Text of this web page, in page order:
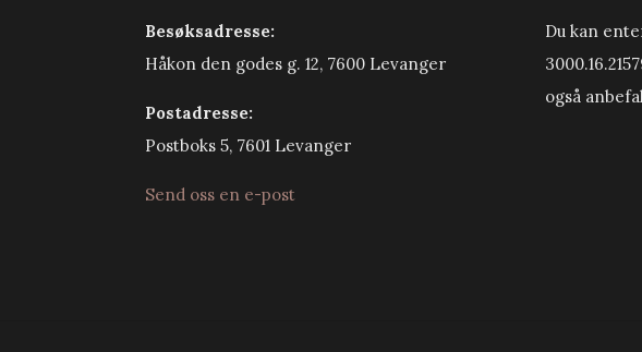
Besøksadresse:
Håkon den godes g. 12, 7600 Levanger
Postadresse:
Postboks 5, 7601 Levanger
Send oss en e-post
Du kan
også